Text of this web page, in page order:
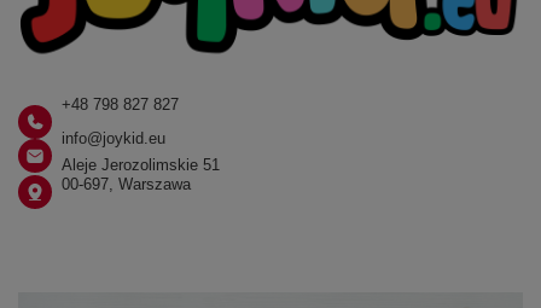
+48 798 827 827
info@joykid.eu
Aleje Jerozolimskie 51
00-697, Warszawa